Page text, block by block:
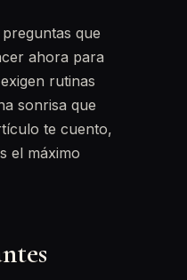
que
ahora para
rutinas
sonrisa que
te cuento,
el máximo